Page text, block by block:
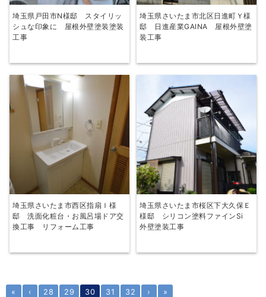
埼玉県戸田市N様邸 スタイリッ
シュな印象に 屋根外壁塗装塗装
工事
埼玉県さいたま市北区日進町Ｙ様
邸 日進産業GAINA 屋根外壁塗
装工事
埼玉県さいたま市西区指扇Ｉ様
邸 洗面化粧台・お風呂場ドア交
換工事 リフォーム工事
埼玉県さいたま市桜区下大久保Ｅ
様邸 シリコン塗料ファインSi
外壁塗装工事
« ‹ 28 29 30 31 32 › »